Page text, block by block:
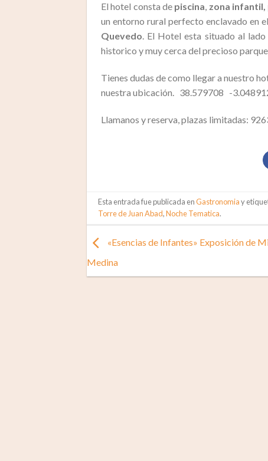
El hotel consta de piscina, zona infantil,
un entorno rural perfecto enclavado en
Quevedo. El Hotel esta situado al
historico y muy cerca del precioso
Tienes dudas de como llegar a nuestro
nuestra ubicación. 38.579708 -
Llamanos y reserva, plazas limitadas:
Esta entrada fue publicada enGastronomiay
Torre de Juan Abad,Noche Tematica.
«Esencias de Infantes» Exposición de
Medina